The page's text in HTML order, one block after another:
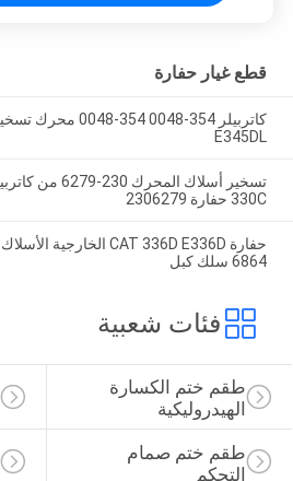
قطع غيار حفارة
E345DL
330C حفارة 2306279
6864 سلك كبل
فئات شعبية
طقم ختم الكسارة
الهيدروليكية
طقم ختم صمام
التحكم